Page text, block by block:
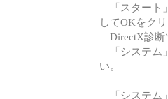
「スタート
してOKをク
DirectX診断
「システム
い。
「システム